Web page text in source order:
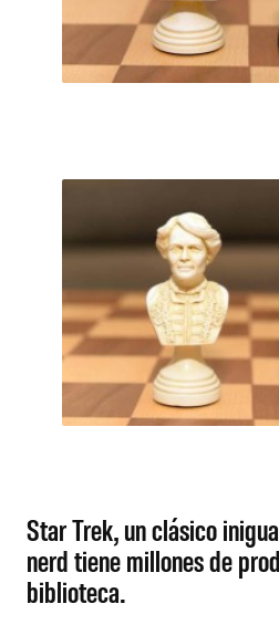
Star Trek, un clásico
nerd tiene millones de
biblioteca.